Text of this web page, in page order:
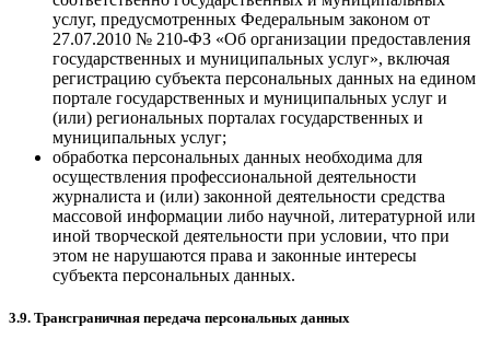
услуг, предусмотренных Федеральным законом от
27.07.2010 № 210-ФЗ «Об организации предоставления
государственных и муниципальных услуг», включая
регистрацию субъекта персональных данных на едином
портале государственных и муниципальных услуг и
(или) региональных порталах государственных и
муниципальных услуг;
обработка персональных данных необходима для
осуществления профессиональной деятельности
журналиста и (или) законной деятельности средства
массовой информации либо научной, литературной или
иной творческой деятельности при условии, что при
этом не нарушаются права и законные интересы
субъекта персональных данных.
3.9. Трансграничная передача персональных данных